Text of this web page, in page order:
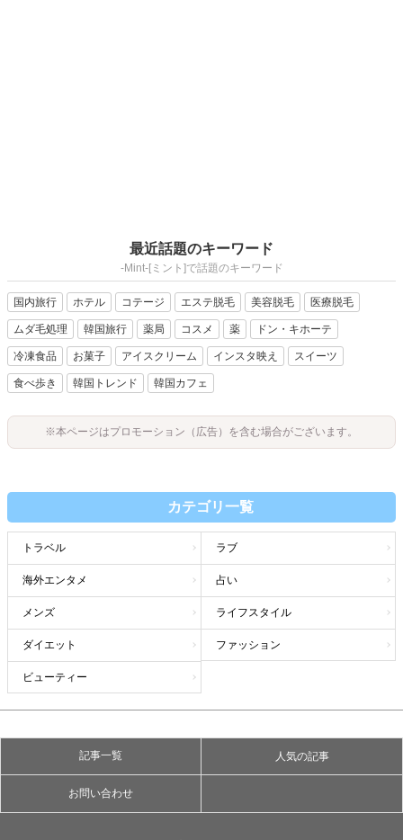
最近話題のキーワード
-Mint-[ミント]で話題のキーワード
国内旅行 ホテル コテージ エステ脱毛 美容脱毛 医療脱毛
ムダ毛処理 韓国旅行 薬局 コスメ 薬 ドン・キホーテ
冷凍食品 お菓子 アイスクリーム インスタ映え スイーツ
食べ歩き 韓国トレンド 韓国カフェ
※本ページはプロモーション（広告）を含む場合がございます。
カテゴリ一覧
トラベル ラブ
海外エンタメ 占い
メンズ ライフスタイル
ダイエット ファッション
ビューティー
記事一覧 人気の記事
お問い合わせ